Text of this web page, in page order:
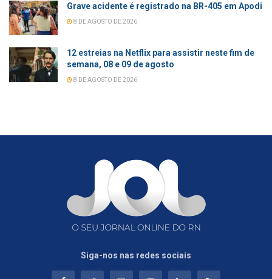
Grave acidente é registrado na BR-405 em Apodi
8 DE AGOSTO DE 2026
12 estreias na Netflix para assistir neste fim de
semana, 08 e 09 de agosto
8 DE AGOSTO DE 2026
Siga-nos nas redes sociais